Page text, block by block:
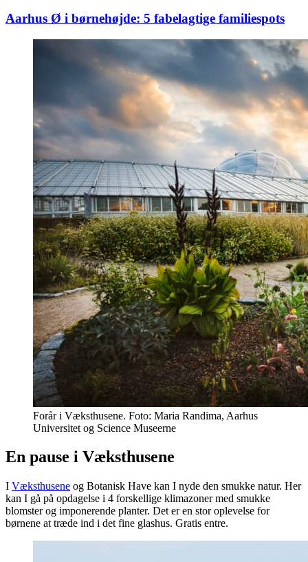
Aarhus Ø i børnehøjde: 5 fabelagtige familiespots
Forår i Væksthusene. Foto: Maria Randima, Aarhus
Universitet og Science Museerne
En pause i Væksthusene
I Væksthusene og Botanisk Have kan I nyde den smukke natur. Her
kan I gå på opdagelse i 4 forskellige klimazoner med smukke
blomster og imponerende planter. Det er en stor oplevelse for
børnene at træde ind i det fine glashus. Gratis entre.